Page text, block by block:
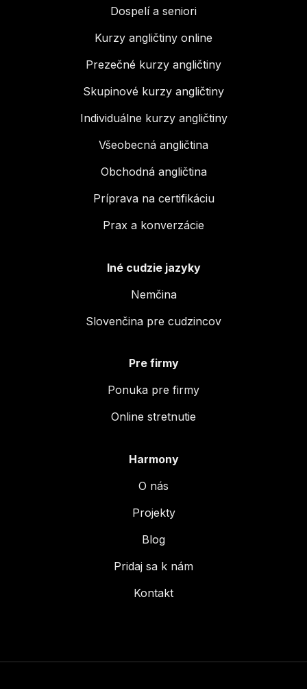
Dospelí a seniori
Kurzy angličtiny online
Prezečné kurzy angličtiny
Skupinové kurzy angličtiny
Individuálne kurzy angličtiny
Všeobecná angličtina
Obchodná angličtina
Príprava na certifikáciu
Prax a konverzácie
Iné cudzie jazyky
Nemčina
Slovenčina pre cudzincov
Pre firmy
Ponuka pre firmy
Online stretnutie
Harmony
O nás
Projekty
Blog
Pridaj sa k nám
Kontakt